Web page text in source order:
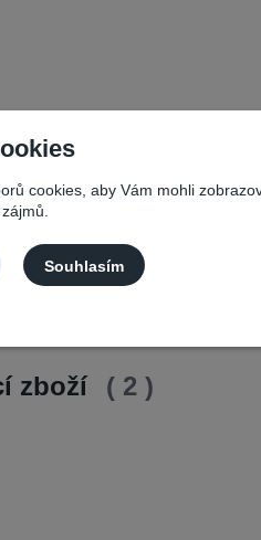
zboží 2
cookies, aby Vám mohli
Souhlasím